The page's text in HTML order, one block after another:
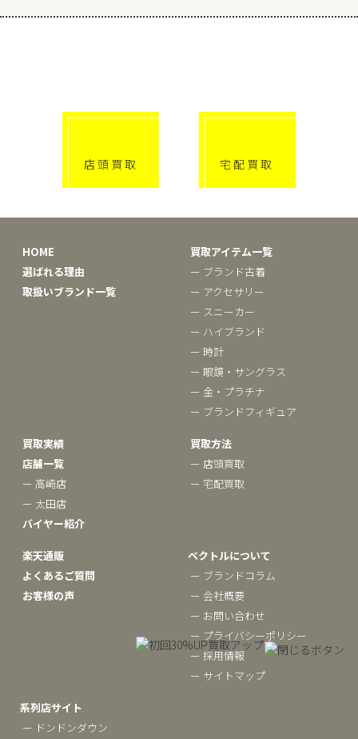
店頭買取 宅配買取
HOME
選ばれる理由
取扱いブランド一覧
買取アイテム一覧
ー ブランド古着
ー アクセサリー
ー スニーカー
ー ハイブランド
ー 時計
ー 眼鏡・サングラス
ー 金・プラチナ
ー ブランドフィギュア
買取実績
店舗一覧
ー 高崎店
ー 太田店
バイヤー紹介
買取方法
ー 店頭買取
ー 宅配買取
楽天通販
よくあるご質問
お客様の声
ベクトルについて
ー ブランドコラム
ー 会社概要
ー お問い合わせ
ー プライバシーポリシー
ー 採用情報
ー サイトマップ
系列店サイト
ー ドンドンダウン